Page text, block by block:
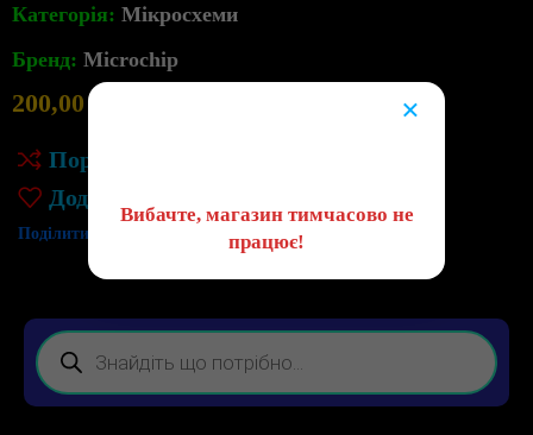
Категорія: Мікросхеми
Бренд:Microchip
200,00
Порівняння
Додати до списку бажань
Поділитись:
×
Вибачте, магазин тимчасово не
працює!